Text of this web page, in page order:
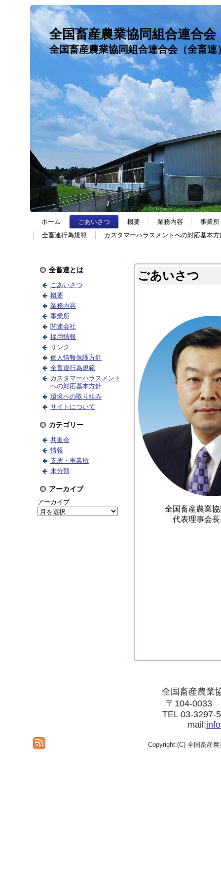
全国畜産農業協同組合連合会
全国畜産農業協同組合連合会（全畜
ホーム ごあいさつ 概要 業務内容
事業所
全畜連行為規範
カスタマーハラスメントへの対応基本方
全畜連とは
ごあいさつ
概要
業務内容
事業所
関連会社
採用情報
リンク
個人情報保護方針
全畜連行為規範
カスタマーハラスメント
への対応基本方針
環境への取り組み
サイトについて
カテゴリー
共進会
情報
支所・事業所
未分類
アーカイブ
アーカイブ
ごあいさつ
全国畜産農業
代表理事会
全国畜産農業
〒104-0033
TEL 03-
mail:
Copyright:(C) 全国畜産